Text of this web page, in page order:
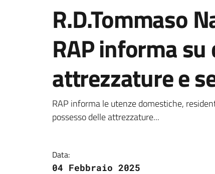
R.D.Tommaso
RAP informa
attrezzature e
Dettagli della
RAP informa le utenze domestiche,
possesso delle attrezzature...
Data:
04 Febbraio 2025